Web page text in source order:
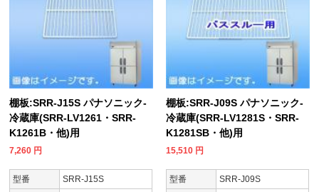
棚板:SRR-J15S パナソニック-
冷蔵庫(SRR-LV1261・SRR-
K1261B・他)用
7,260 円
型番
SRR-J15S
棚板:SRR-J09S パナソニック-
冷蔵庫(SRR-LV1281S・SRR-
K1281SB・他)用
15,510 円
型番
SRR-J09S